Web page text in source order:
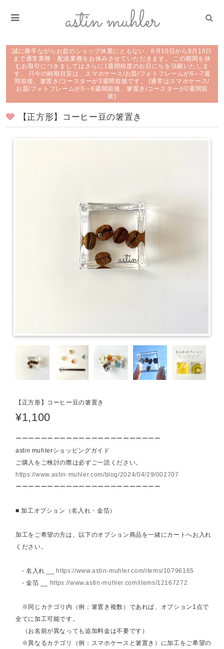
誠に勝手ながらお盆のショップ休業にともない、8月10日から8月16日
まで通常業務・配送業務をお休みさせていただきます。 この期間を挟
むお取引につきましてはさらに1週間程度のお日にちを頂戴いたしま
す。 只今の納期目安は、スマホケース/お皿/フォトフレームが6～7週
間前後、箸置き/コースターが3週間前後です。 (通常はスマホケース/
お皿/フォトフレームが5～6週間前後、箸置き/コースターが2週間前
後)
【正方形】コーヒー豆の箸置き
【正方形】コーヒー豆の箸置き
¥1,100
ーーーーーーーーーーーーーーーーーーーーーーー
astin muhlerショッピングガイド
ご購入をご検討の際は必ずご一読ください。
https://www.astin-muhler.com/blog/2024/04/29/002707
ーーーーーーーーーーーーーーーーーーーーーーー
■ 加工オプション（名入れ・金箔）
加工をご希望の方は、以下のオプション商品を一緒にカートへお入れ
ください。
- 名入れ __
https://www.astin-muhler.com/items/10796165
- 金箔 __
https://www.astin-muhler.com/items/12167272
※同じカテゴリ内（例：箸置き複数）であれば、オプション1点で
全てに加工可能です。
（お名前が異なっても追加料金は不要です）
※異なるカテゴリ（例：スマホケースと箸置き）に加工をご希望の